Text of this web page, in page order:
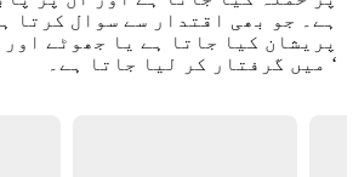
ہے۔ جو بھی اقتدار سے سوال کرتا
پریشان کیا جاتا ہے یا جھوٹے
میں گرفتار کر لیا جاتا ہے۔ ‘